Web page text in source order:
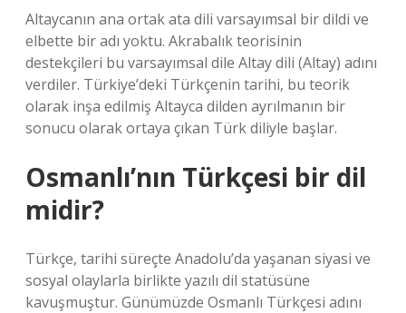
Altaycanın ana ortak ata dili varsayımsal bir dildi ve
elbette bir adı yoktu. Akrabalık teorisinin
destekçileri bu varsayımsal dile Altay dili (Altay) adını
verdiler. Türkiye’deki Türkçenin tarihi, bu teorik
olarak inşa edilmiş Altayca dilden ayrılmanın bir
sonucu olarak ortaya çıkan Türk diliyle başlar.
Osmanlı’nın Türkçesi bir dil
midir?
Türkçe, tarihi süreçte Anadolu’da yaşanan siyasi ve
sosyal olaylarla birlikte yazılı dil statüsüne
kavuşmuştur. Günümüzde Osmanlı Türkçesi adını